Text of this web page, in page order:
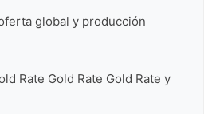
global y producción
Rate Gold Rate Gold Rate y